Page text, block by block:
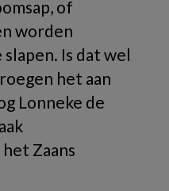
of
worden
Is dat wel
het aan
Lonneke de
Zaans